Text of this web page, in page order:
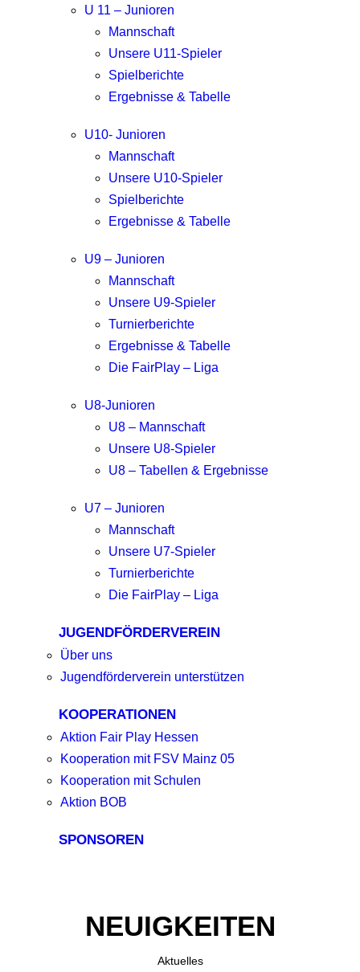
U 11 – Junioren
Mannschaft
Unsere U11-Spieler
Spielberichte
Ergebnisse & Tabelle
U10- Junioren
Mannschaft
Unsere U10-Spieler
Spielberichte
Ergebnisse & Tabelle
U9 – Junioren
Mannschaft
Unsere U9-Spieler
Turnierberichte
Ergebnisse & Tabelle
Die FairPlay – Liga
U8-Junioren
U8 – Mannschaft
Unsere U8-Spieler
U8 – Tabellen & Ergebnisse
U7 – Junioren
Mannschaft
Unsere U7-Spieler
Turnierberichte
Die FairPlay – Liga
JUGENDFÖRDERVEREIN
Über uns
Jugendförderverein unterstützen
KOOPERATIONEN
Aktion Fair Play Hessen
Kooperation mit FSV Mainz 05
Kooperation mit Schulen
Aktion BOB
SPONSOREN
NEUIGKEITEN
Aktuelles